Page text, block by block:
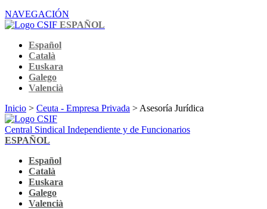
NAVEGACIÓN
ESPAÑOL
Español
Català
Euskara
Galego
Valencià
Inicio > Ceuta - Empresa Privada > Asesoría Jurídica
Central Sindical Independiente y de Funcionarios
ESPAÑOL
Español
Català
Euskara
Galego
Valencià